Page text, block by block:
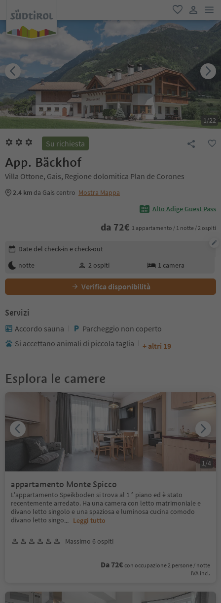
favoriti
user link
1/22
Su richiesta
App. Bäckhof
Villa Ottone, Gais, Regione dolomitica Plan de Corones
2.4 km da Gais centro Mostra Mappa
Alto Adige Guest Pass
da 72€ 1 appartamento / 1 notte / 2 ospiti
Modifica i dettagli della prenotazione
Date del check-in e check-out
notte
2 ospiti 1 camera
Verifica disponibilità
Servizi
Accordo sauna
Parcheggio non coperto
Si accettano animali di piccola taglia
+ altri 19
Esplora le camere
appartamento Monte Spicco
L'appartamento Speikboden si trova al 1 ° piano ed è stato
recentemente arredato. Ha una camera con letto matrimoniale e
divano letto singolo e una spaziosa e luminosa cucina comodo
divano letto singo... Leggi tutto
Massimo 6 ospiti
Da 72€ con occupazione 2 persone / notte
IVA incl.
1 /4